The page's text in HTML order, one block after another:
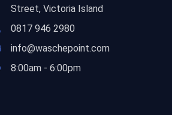
Street, Victoria Island
0817 946 2980
info@waschepoint.com
8:00am - 6:00pm